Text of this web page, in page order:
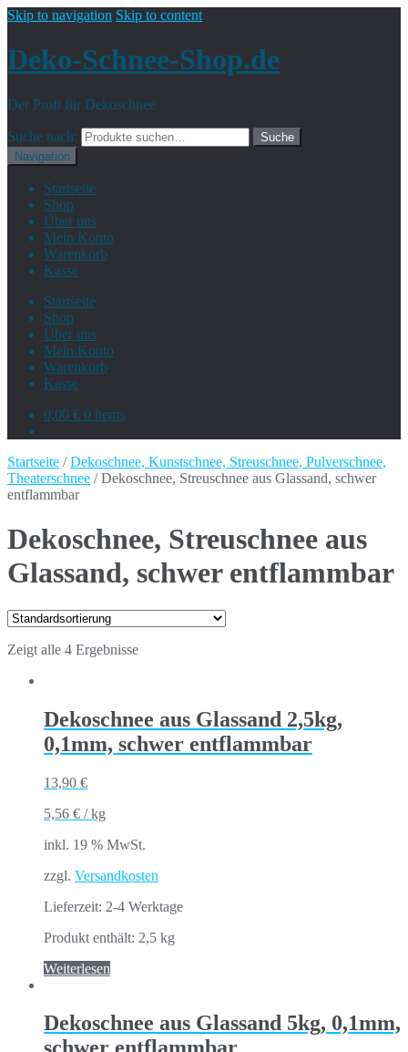
Skip to navigation Skip to content
Deko-Schnee-Shop.de
Der Profi für Dekoschnee
Suche nach:
Suche
Navigation
Startseite
Shop
Über uns
Mein Konto
Warenkorb
Kasse
Startseite
Shop
Über uns
Mein Konto
Warenkorb
Kasse
0,00 € 0 items
Startseite /Dekoschnee, Kunstschnee, Streuschnee, Pulverschnee,
Theaterschnee / Dekoschnee, Streuschnee aus Glassand, schwer
entflammbar
Dekoschnee, Streuschnee aus
Glassand, schwer entflammbar
Zeigt alle 4 Ergebnisse
Dekoschnee aus Glassand 2,5kg,
0,1mm, schwer entflammbar
13,90 €
5,56 € /kg
inkl. 19 % MwSt.
zzgl. Versandkosten
Lieferzeit: 2-4 Werktage
Produkt enthält: 2,5 kg
Weiterlesen
Dekoschnee aus Glassand 5kg, 0,1mm,